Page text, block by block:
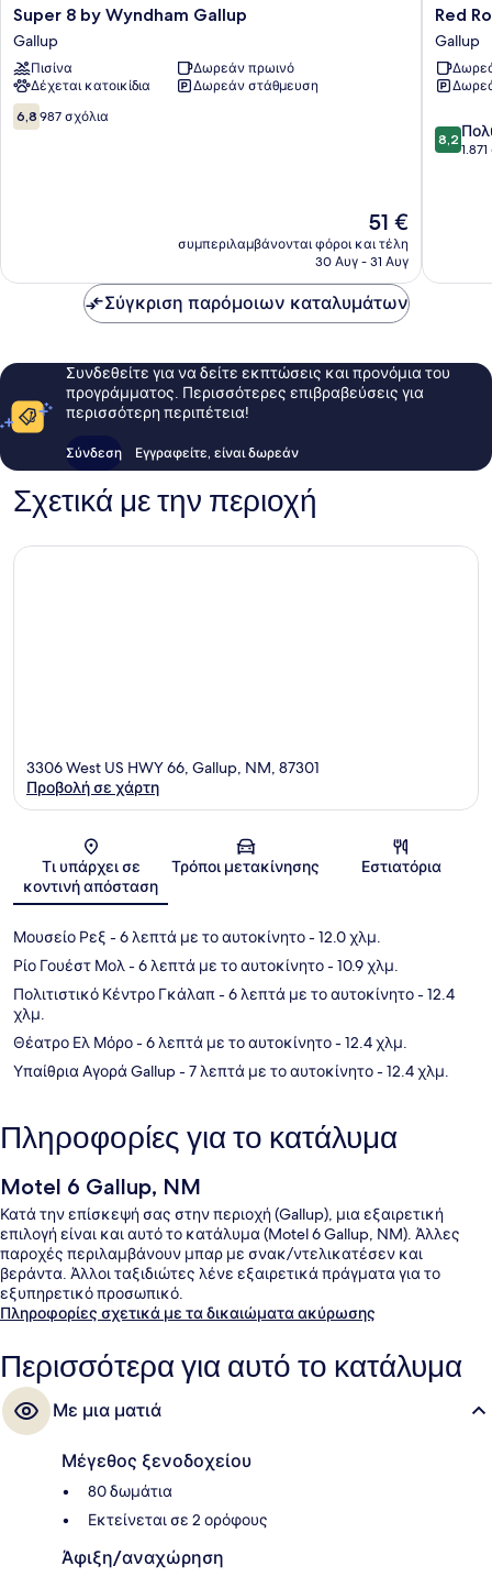
Super
8
by
Wyndham
Gallup
Gallup
Super 8 by Wyndham Gallup
Gallup
Πισίνα
Δωρεάν πρωινό
Δέχεται κατοικίδια
Δωρεάν στάθμευση
6.8
στα
6,8 987 σχόλια
Η
τιμή
είναι
51 €
συμπεριλαμβάνονται φόροι και τέλη
30 Αυγ - 31 Αυγ
Red
Roof
Inn
Gallup
Gallup
Red
Gallup
8.2
στα
8,2
Σύγκριση παρόμοιων καταλυμάτων
Συνδεθείτε για να δείτε εκπτώσεις και προνόμια του
προγράμματος. Περισσότερες επιβραβεύσεις για
περισσότερη περιπέτεια!
Σύνδεση Εγγραφείτε, είναι δωρεάν
Σχετικά με την περιοχή
Χάρτης
3306 West US HWY 66, Gallup, NM, 87301
Προβολή σε χάρτη
Τι υπάρχει σε
κοντινή απόσταση
Τρόποι μετακίνησης Εστιατόρια
Μουσείο Ρεξ - 6 λεπτά με το αυτοκίνητο- 12.0 χλμ.
Ρίο Γουέστ Μολ- 6 λεπτά με το αυτοκίνητο- 10.9 χλμ.
Πολιτιστικό Κέντρο Γκάλαπ- 6 λεπτά με το αυτοκίνητο- 12.4
χλμ.
Θέατρο Ελ Μόρο- 6 λεπτά με το αυτοκίνητο- 12.4 χλμ.
Υπαίθρια Αγορά Gallup- 7 λεπτά με το αυτοκίνητο- 12.4 χλμ.
Πληροφορίες για το κατάλυμα
Motel 6 Gallup, NM
Κατά την επίσκεψή σας στην περιοχή (Gallup), μια εξαιρετική
επιλογή είναι και αυτό το κατάλυμα (Motel 6 Gallup, NM). Άλλες
παροχές περιλαμβάνουν μπαρ με σνακ/ντελικατέσεν και
βεράντα. Άλλοι ταξιδιώτες λένε εξαιρετικά πράγματα για το
εξυπηρετικό προσωπικό.
Πληροφορίες σχετικά με τα δικαιώματα ακύρωσης
Περισσότερα για αυτό το κατάλυμα
Με μια ματιά
Μέγεθος ξενοδοχείου
80 δωμάτια
Εκτείνεται σε 2 ορόφους
Άφιξη/αναχώρηση